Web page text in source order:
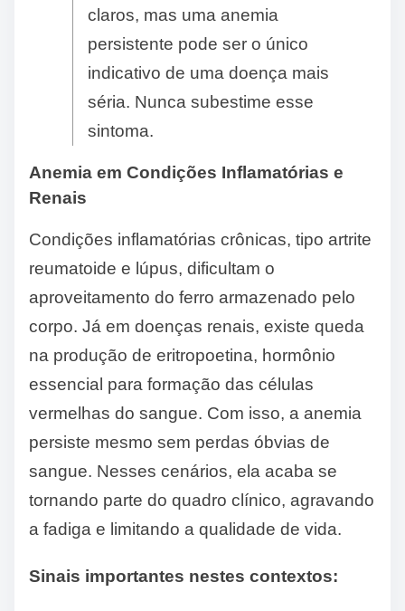
claros, mas uma anemia
persistente pode ser o único
indicativo de uma doença mais
séria. Nunca subestime esse
sintoma.
Anemia em Condições Inflamatórias e
Renais
Condições inflamatórias crônicas, tipo artrite
reumatoide e lúpus, dificultam o
aproveitamento do ferro armazenado pelo
corpo. Já em doenças renais, existe queda
na produção de eritropoetina, hormônio
essencial para formação das células
vermelhas do sangue. Com isso, a anemia
persiste mesmo sem perdas óbvias de
sangue. Nesses cenários, ela acaba se
tornando parte do quadro clínico, agravando
a fadiga e limitando a qualidade de vida.
Sinais importantes nestes contextos: